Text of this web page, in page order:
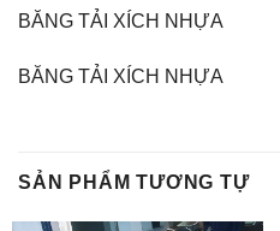
BĂNG TẢI XÍCH NHỰA
BĂNG TẢI XÍCH NHỰA
SẢN PHẨM TƯƠNG TỰ